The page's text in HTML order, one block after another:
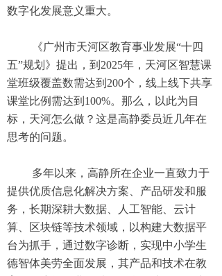
数字化发展意义重大。
《广州市天河区教育事业发展“十四
五”规划》提出，到2025年，天河区智慧课
堂班级覆盖数需达到200个，线上线下共享
课堂比例需达到100%。那么，以此为目
标，天河怎么做？这是高静委员近几年在
思考的问题。
多年以来，高静所在企业一直致力于
提供优质信息化解决方案、产品研发和服
务，长期深耕大数据、人工智能、云计
算、区块链等技术领域，以构建大数据平
台为抓手，通过数字诊断，实现中小学生
德智体美劳全面发展，其产品和技术在教